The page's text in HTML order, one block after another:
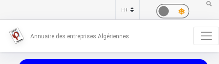
Annuaire des entreprises Algériennes